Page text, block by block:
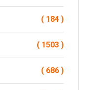
( 184 )
( 1503 )
( 686 )